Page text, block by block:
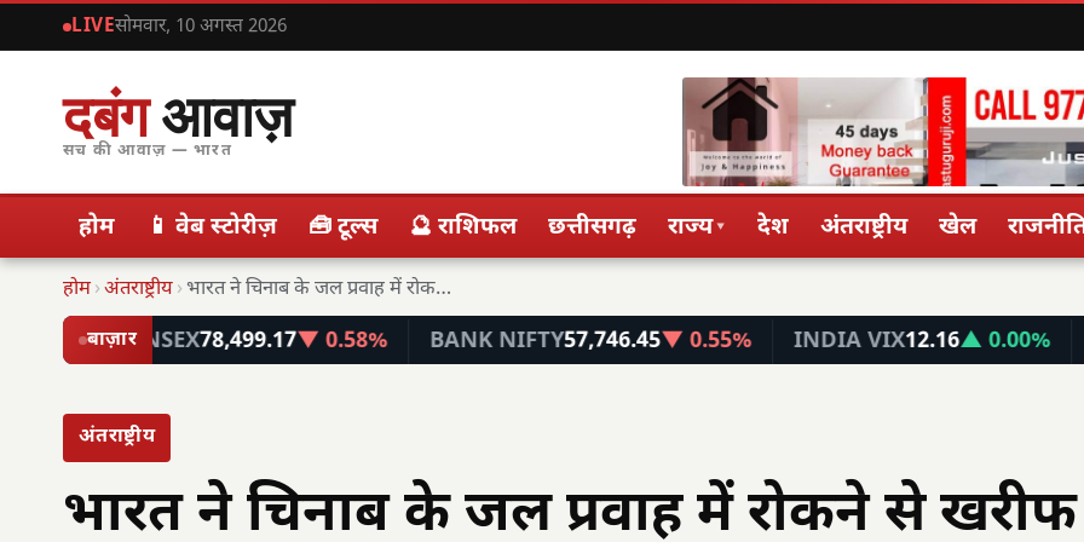
LIVEसोमवार, 10 अगस्त 2026
दबंगआवाज़
सच की आवाज़ — भारत
होम 📱 वेब स्टोरीज़ 🧰 टूल्स 🔮 राशिफल छत्तीसगढ़ राज्य▾ देश अंतराष्ट्रीय खेल
होम›अंतराष्ट्रीय› भारत ने चिनाब के जल प्रवाह में रोकने…
बाज़ार
SENSEX78,499.17▼ 0.58% BANK NIFTY57,746.45▼ 0.55% INDIA VIX12.16▲ 0.00% FIN
अंतराष्ट्रीय
भारत ने चिनाब के जल प्रवाह में रोकने से खरीफ